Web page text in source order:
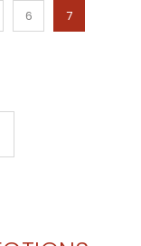
6 7